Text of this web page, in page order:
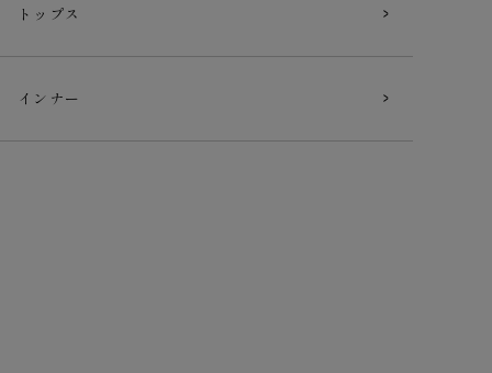
トップス
インナー